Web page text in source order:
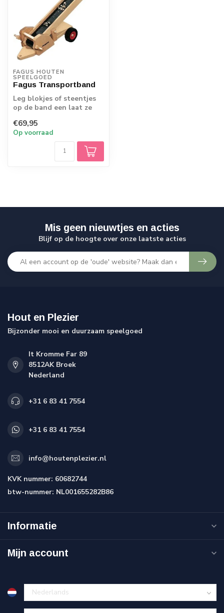
FAGUS HOUTEN
SPEELGOED
Fagus Transportband
Leg blokjes of steentjes
op de band een laat ze
draaimechan...
€69,95
Op voorraad
Mis geen nieuwtjes en acties
Blijf op de hoogte over onze laatste acties
Hout en Plezier
Bijzonder mooi en duurzaam speelgoed
It Kromme Far 89
8512AK Broek
Nederland
+31 6 83 41 7554
+31 6 83 41 7554
info@houtenplezier.nl
KVK nummer: 60682744
btw-nummer: NL001655282B86
Informatie
Mijn account